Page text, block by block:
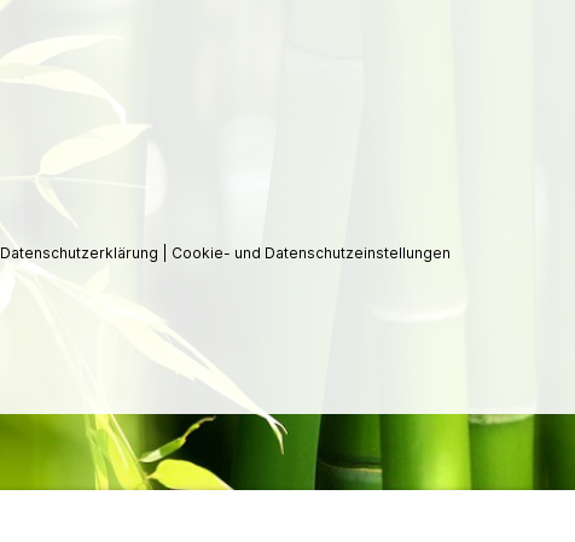
Datenschutzerklärung Cookie- und Datenschutzeinstellungen